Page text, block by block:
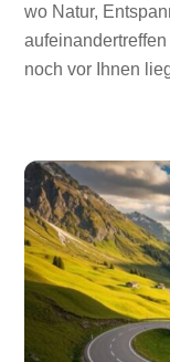
wo Natur,
noch vor Ihnen